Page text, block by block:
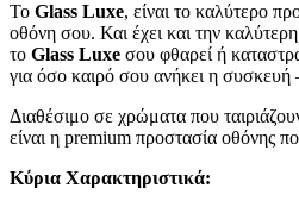
Το Glass Luxe, είναι το καλύτερο
οθόνη σου. Και έχει και την
το Glass Luxe σου φθαρεί ή
για όσο καιρό σου ανήκει η
Διαθέσιμο σε χρώματα που
είναι η premium προστασία οθόνης
Κύρια Χαρακτηριστικά: